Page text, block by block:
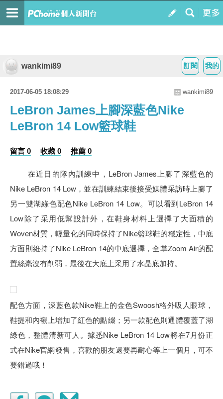
我的
訂閱
wankimi89
2017-06-05 18:08:29 wankimi89
LeBron James上腳深藍色Nike
LeBron 14 Low籃球鞋
留言 0 收藏 0 推薦 0
在近日的隊內訓練中，LeBron James上腳了深藍色的
Nike LeBron 14 Low，並在訓練結束後接受媒體采訪時上腳了
另一雙湖綠色配色Nike LeBron 14 Low。可以看到LeBron 14
Low除了采用低幫設計外，在鞋身材料上選擇了大面積的
Woven材質，輕量化的同時保持了Nike籃球鞋的穩定性，中底
方面則維持了Nike LeBron 14的中底選擇，全掌Zoom Air的配
置絲毫沒有削弱，最後在大底上采用了水晶底加持。
配色方面，深藍色款Nike鞋上的金色Swoosh格外吸人眼球，
鞋提和內襯上增加了紅色的點綴；另一款配色則通體覆蓋了湖
綠色，整體清新可人。據悉Nike LeBron 14 Low將在7月份正
式在Nike官網發售，喜歡的朋友還要再耐心等上一個月，可不
要錯過哦！